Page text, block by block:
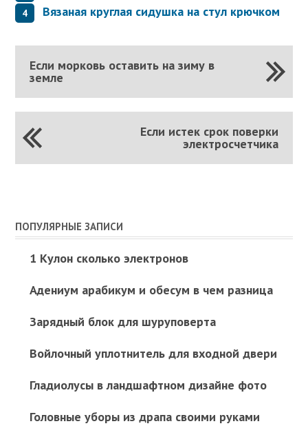
Вязаная круглая сидушка на стул крючком
Если морковь оставить на зиму в
земле
Если истек срок поверки
электросчетчика
ПОПУЛЯРНЫЕ ЗАПИСИ
1 Кулон сколько электронов
Адениум арабикум и обесум в чем разница
Зарядный блок для шуруповерта
Войлочный уплотнитель для входной двери
Гладиолусы в ландшафтном дизайне фото
Головные уборы из драпа своими руками